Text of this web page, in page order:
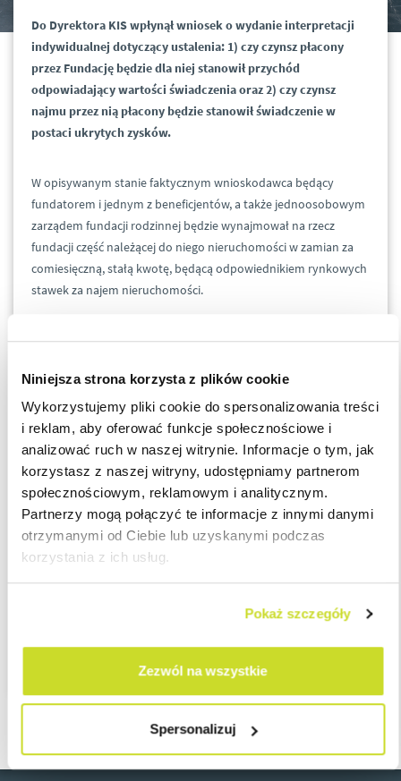
Niniejsza strona korzysta z plików cookie
Wykorzystujemy pliki cookie do spersonalizowania treści
i reklam, aby oferować funkcje społecznościowe i
analizować ruch w naszej witrynie. Informacje o tym, jak
korzystasz z naszej witryny, udostępniamy partnerom
społecznościowym, reklamowym i analitycznym.
Partnerzy mogą połączyć te informacje z innymi danymi
otrzymanymi od Ciebie lub uzyskanymi podczas
korzystania z ich usług.
Pokaż szczegóły
Zezwól na wszystkie
Spersonalizuj
Do Dyrektora KIS wpłynął wniosek o wydanie interpretacji
indywidualnej dotyczący ustalenia: 1) czy czynsz płacony
przez Fundację będzie dla niej stanowił przychód
odpowiadający wartości świadczenia oraz 2) czy czynsz
najmu przez nią płacony będzie stanowił świadczenie w
postaci ukrytych zysków.
W opisywanym stanie faktycznym wnioskodawca będący
fundatorem i jednym z beneficjentów, a także jednoosobowym
zarządem fundacji rodzinnej będzie wynajmował na rzecz
fundacji część należącej do niego nieruchomości w zamian za
comiesięczną, stałą kwotę, będącą odpowiednikiem rynkowych
stawek za najem nieruchomości.
odpowiadającego wartości świadczenia i nie będzie
stawką 15%.
Organ stwierdził również, że czynsz płacony przez Fundację nie
będzie stanowił dla niej świadczenia w postaci ukrytych zysków
w rozumieniu art. 24q ust. 1 pkt 3 w zw. z ust. 1a ustawy CIT
ponieważ w opisanej sytuacji czynsz najmu nie wynika ze
statutu fundacji lub listy beneficjentów i zostanie ustalony na
warunkach rynkowych. Wnioskodawca otrzyma środki w
nie ze względu na to, że jest beneficjentem fundacji co